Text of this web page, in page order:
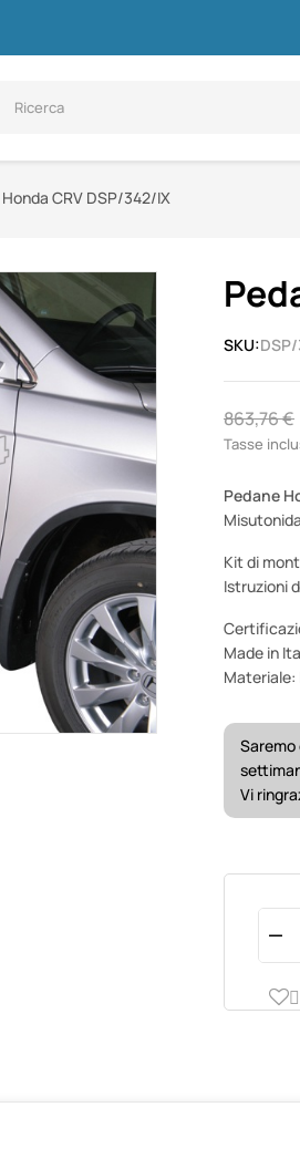
CRV DSP/342/IX
SKU:
863,76 €
Tasse
Pedane
Kit di
Istruzioni
Made in
Materiale:
Vi
